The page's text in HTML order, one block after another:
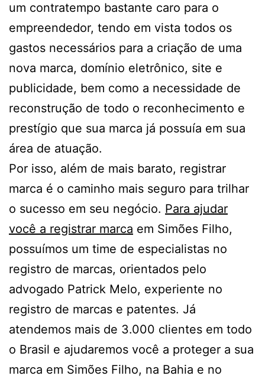
um contratempo bastante caro para o
empreendedor, tendo em vista todos os
gastos necessários para a criação de uma
nova marca, domínio eletrônico, site e
publicidade, bem como a necessidade de
reconstrução de todo o reconhecimento e
prestígio que sua marca já possuía em sua
área de atuação.
Por isso, além de mais barato, registrar
marca é o caminho mais seguro para trilhar
o sucesso em seu negócio. Para ajudar
você a registrar marca em Simões Filho,
possuímos um time de especialistas no
registro de marcas, orientados pelo
advogado Patrick Melo, experiente no
registro de marcas e patentes. Já
atendemos mais de 3.000 clientes em todo
o Brasil e ajudaremos você a proteger a sua
marca em Simões Filho, na Bahia e no